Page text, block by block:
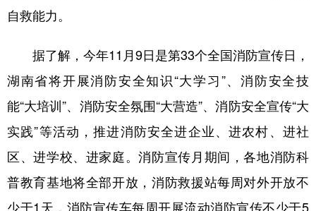
自救能力。
据了解，今年11月9日是第33个全国消防宣传日，
湖南省将开展消防安全知识“大学习”、消防安全技
能“大培训”、消防安全氛围“大营造”、消防安全宣传“大
实践”等活动，推进消防安全进企业、进农村、进社
区、进学校、进家庭。消防宣传月期间，各地消防科
普教育基地将全部开放，消防救援站每周对外开放不
少于1天，消防宣传车每周开展流动消防宣传不少于5